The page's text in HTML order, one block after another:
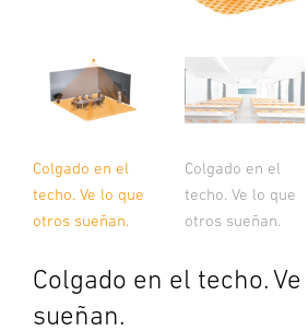
Colgado en el
techo. Ve lo que
otros sueñan.
Colgado en el
techo. Ve lo que
otros sueñan.
Colgado en el techo.
sueñan.